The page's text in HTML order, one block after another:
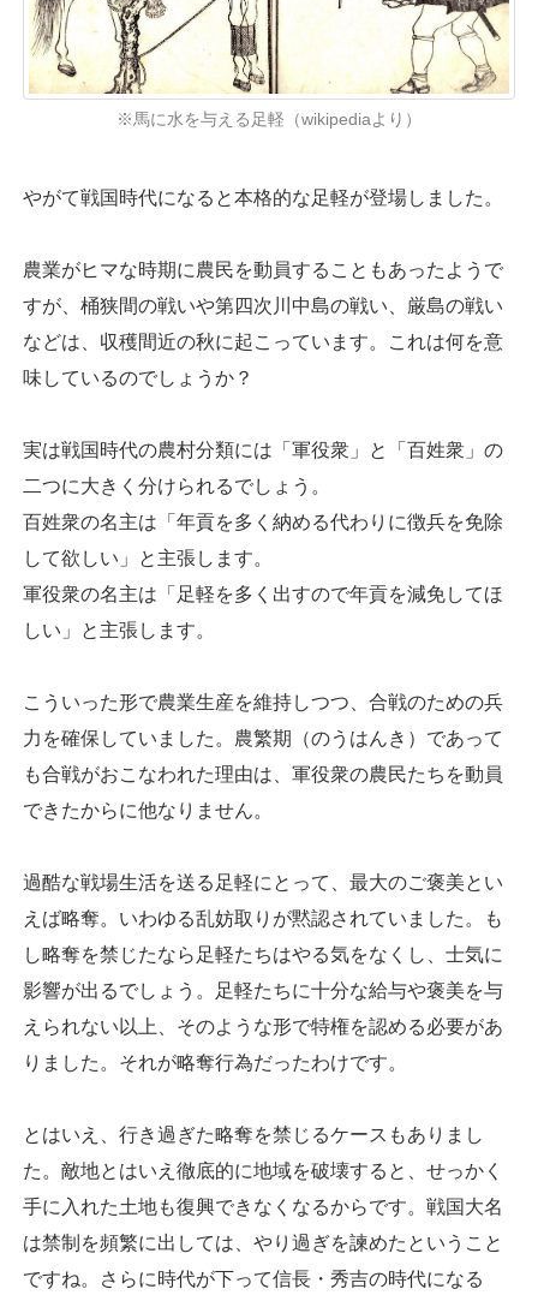
※馬に水を与える足軽（wikipediaより）
やがて戦国時代になると本格的な足軽が登場しました。
農業がヒマな時期に農民を動員することもあったようで
すが、桶狭間の戦いや第四次川中島の戦い、厳島の戦い
などは、収穫間近の秋に起こっています。これは何を意
味しているのでしょうか？
実は戦国時代の農村分類には「軍役衆」と「百姓衆」の
二つに大きく分けられるでしょう。
百姓衆の名主は「年貢を多く納める代わりに徴兵を免除
して欲しい」と主張します。
軍役衆の名主は「足軽を多く出すので年貢を減免してほ
しい」と主張します。
こういった形で農業生産を維持しつつ、合戦のための兵
力を確保していました。農繁期（のうはんき）であって
も合戦がおこなわれた理由は、軍役衆の農民たちを動員
できたからに他なりません。
過酷な戦場生活を送る足軽にとって、最大のご褒美とい
えば略奪。いわゆる乱妨取りが黙認されていました。も
し略奪を禁じたなら足軽たちはやる気をなくし、士気に
影響が出るでしょう。足軽たちに十分な給与や褒美を与
えられない以上、そのような形で特権を認める必要があ
りました。それが略奪行為だったわけです。
とはいえ、行き過ぎた略奪を禁じるケースもありまし
た。敵地とはいえ徹底的に地域を破壊すると、せっかく
手に入れた土地も復興できなくなるからです。戦国大名
は禁制を頻繁に出しては、やり過ぎを諫めたということ
ですね。さらに時代が下って信長・秀吉の時代になる